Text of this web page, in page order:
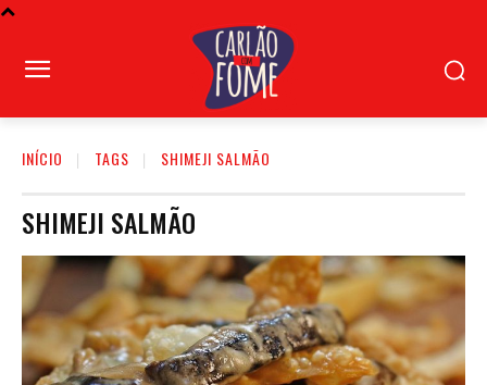
INÍCIO TAGS SHIMEJI SALMÃO
SHIMEJI SALMÃO